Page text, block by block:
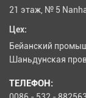
21 этаж, № 5
Цех:
Бейанский
Шаньдунская
ТЕЛЕФОН: